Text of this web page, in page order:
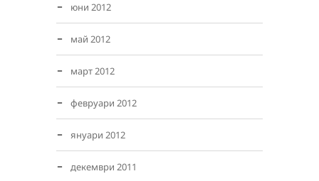
юни 2012
май 2012
март 2012
февруари 2012
януари 2012
декември 2011